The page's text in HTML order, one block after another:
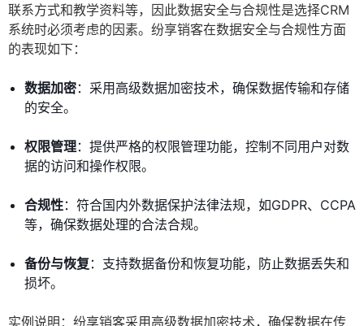
联系方式和教学资料等，因此数据安全与合规性是选择CRM
系统时必须考虑的因素。纷享销客在数据安全与合规性方面
的表现如下：
数据加密：采用高级数据加密技术，确保数据传输和存储
的安全。
权限管理：提供严格的权限管理功能，控制不同用户对数
据的访问和操作权限。
合规性：符合国内外数据保护法律法规，如GDPR、CCPA
等，确保数据处理的合法合规。
备份与恢复 ：支持数据备份和恢复功能，防止数据丢失和
损坏。
实例说明：纷享销客采用高级数据加密技术，确保数据在传